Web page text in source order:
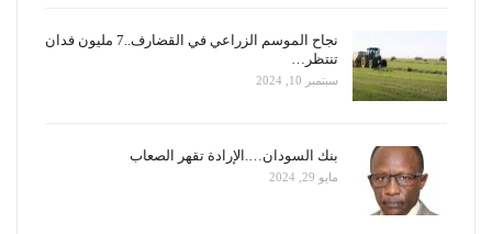
نجاح الموسم الزراعي في القضارف..7 مليون فدان
تنتظر…
سبتمبر 10, 2024
بنك السودان….الإرادة تقهر الصعاب
مايو 29, 2024